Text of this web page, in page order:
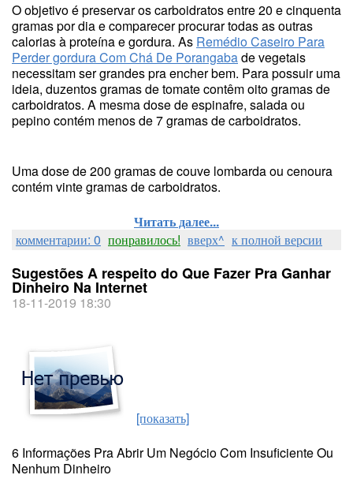
O objetivo é preservar os carboidratos entre 20 e cinquenta
gramas por dia e comparecer procurar todas as outras
calorias à proteína e gordura. As Remédio Caseiro Para
Perder gordura Com Chá De Porangabade vegetais
necessitam ser grandes pra encher bem. Para possuir uma
ideia, duzentos gramas de tomate contêm oito gramas de
carboidratos. A mesma dose de espinafre, salada ou
pepino contém menos de 7 gramas de carboidratos.
Uma dose de 200 gramas de couve lombarda ou cenoura
contém vinte gramas de carboidratos.
Читать далее...
комментарии: 0 понравилось! вверх^ к полной версии
Sugestões A respeito do Que Fazer Pra Ganhar
Dinheiro Na Internet
18-11-2019 18:30
[показать]
6 Informações Pra Abrir Um Negócio Com Insuficiente Ou
Nenhum Dinheiro